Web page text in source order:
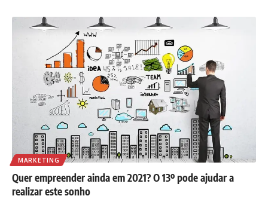
MARKETING
Quer empreender ainda em 2021? O 13º pode ajudar a
realizar este sonho